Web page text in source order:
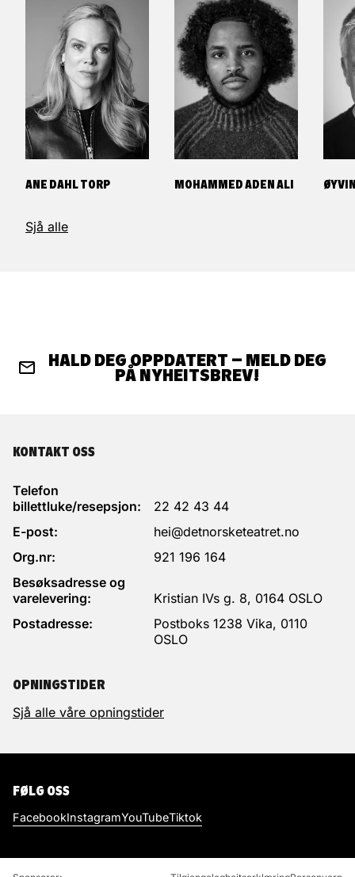
ANE DAHL TORP MOHAMMED ADEN ALI
Sjå alle
HALD DEG OPPDATERT – MELD DEG
PÅ NYHEITSBREV!
KONTAKT OSS
Telefon
billettluke/resepsjon:
22 42 43 44
E-post:
hei@detnorsketeatret.no
Org.nr:
921 196 164
Besøksadresse og
varelevering:
Kristian IVs g. 8, 0164 OSLO
Postadresse:
Postboks 1238 Vika, 0110
OSLO
OPNINGSTIDER
Sjå alle våre opningstider
FØLG OSS
FacebookInstagramYouTubeTiktok